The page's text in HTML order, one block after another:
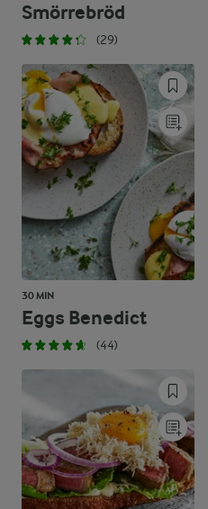
Smörrebröd
(29)
30 MIN
Eggs Benedict
(44)